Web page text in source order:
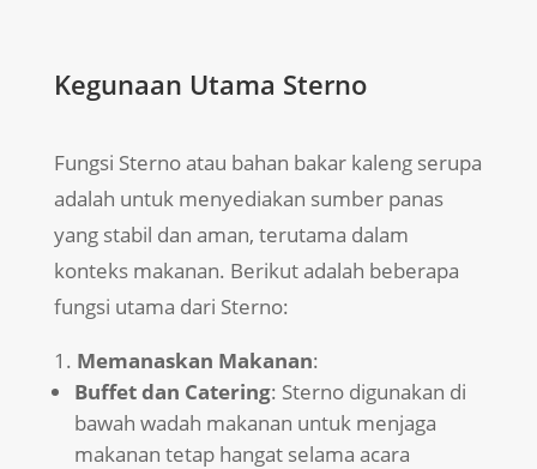
Kegunaan Utama Sterno
Fungsi Sterno atau bahan bakar kaleng serupa
adalah untuk menyediakan sumber panas
yang stabil dan aman, terutama dalam
konteks makanan. Berikut adalah beberapa
fungsi utama dari Sterno:
Memanaskan Makanan:
Buffet dan Catering: Sterno digunakan di
bawah wadah makanan untuk menjaga
makanan tetap hangat selama acara